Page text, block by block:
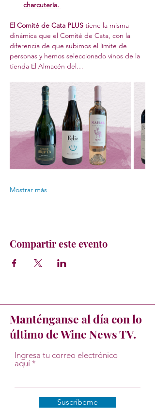
charcutería.
El Comité de Cata PLUS tiene la misma
dinámica que el Comité de Cata, con la
diferencia de que subimos el límite de
personas y hemos seleccionado vinos de la
tienda El Almacén del…
Mostrar más
Compartir este evento
Manténganse al día con lo
último de Wine News TV.
Ingresa tu correo electrónico
aquí
Suscríbeme